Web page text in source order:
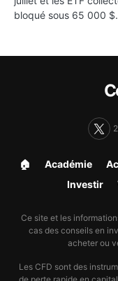
bloqué sous 65 000 $.
🏠︎ Académie
Investir
Ce site et les
cas des conseils en
acheter ou
Les CFD sont des